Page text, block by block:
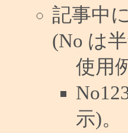
記事中
(No は
使用
示)。